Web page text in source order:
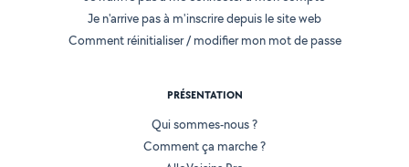
Je n'arrive pas à m'inscrire depuis le site web
Comment réinitialiser / modifier mon mot de passe
PRÉSENTATION
Qui sommes-nous ?
Comment ça marche ?